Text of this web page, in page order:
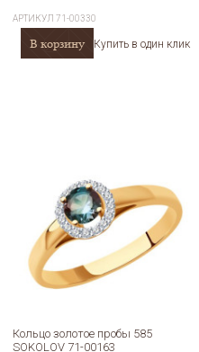
АРТИКУЛ71-00330
В корзину Купить в один клик
Кольцо золотое пробы 585
SOKOLOV 71-00163